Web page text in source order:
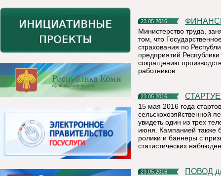
23.05.2016
Министерство труда,
том, что
страхования по
предприятий
сокращению
работников.
23.05.2016
15 мая 2016 года
сельскохозяйственной
увидеть один из трех
июня. Кампанией также
ролики и баннеры с
статистических
23.05.2016 ПОВОД